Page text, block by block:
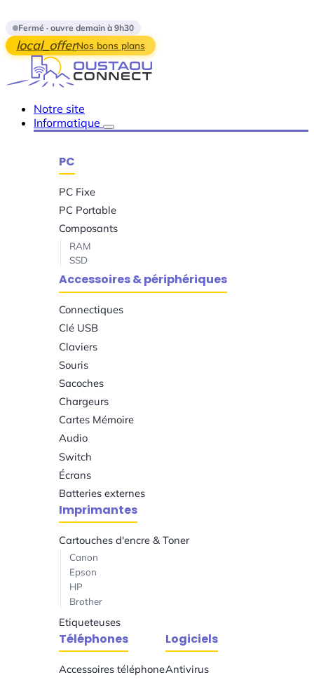
Fermé · ouvre demain à 9h30
local_offerNos bons plans
Notre site
Informatique
PC
PC Fixe
PC Portable
Composants
RAM
SSD
Accessoires & périphériques
Connectiques
Clé USB
Claviers
Souris
Sacoches
Chargeurs
Cartes Mémoire
Audio
Switch
Écrans
Batteries externes
Imprimantes
Cartouches d'encre & Toner
Canon
Epson
HP
Brother
Etiqueteuses
Téléphones
Accessoires téléphone
Logiciels
Antivirus